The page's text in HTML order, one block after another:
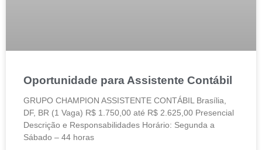
Oportunidade para Assistente Contábil
GRUPO CHAMPION ASSISTENTE CONTÁBIL Brasília,
DF, BR (1 Vaga) R$ 1.750,00 até R$ 2.625,00 Presencial
Descrição e Responsabilidades Horário: Segunda a
Sábado – 44 horas